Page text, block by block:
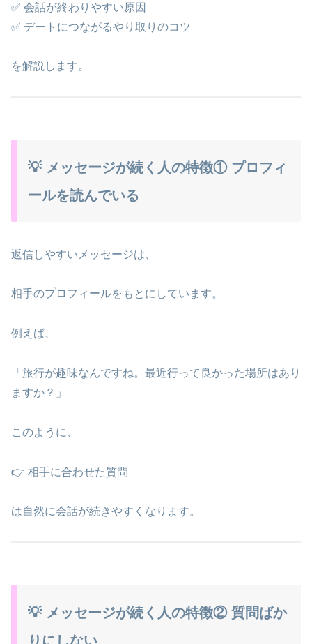
✅ 会話が終わりやすい原因
✅ デートにつながるやり取りのコツ
を解説します。
💡 メッセージが続く人の特徴① プロフィ
ールを読んでいる
返信しやすいメッセージは、
相手のプロフィールをもとにしています。
例えば、
「旅行が趣味なんですね。最近行って良かった場所はあり
ますか？」
このように、
👉 相手に合わせた質問
は自然に会話が続きやすくなります。
💡 メッセージが続く人の特徴② 質問ばか
りにしない